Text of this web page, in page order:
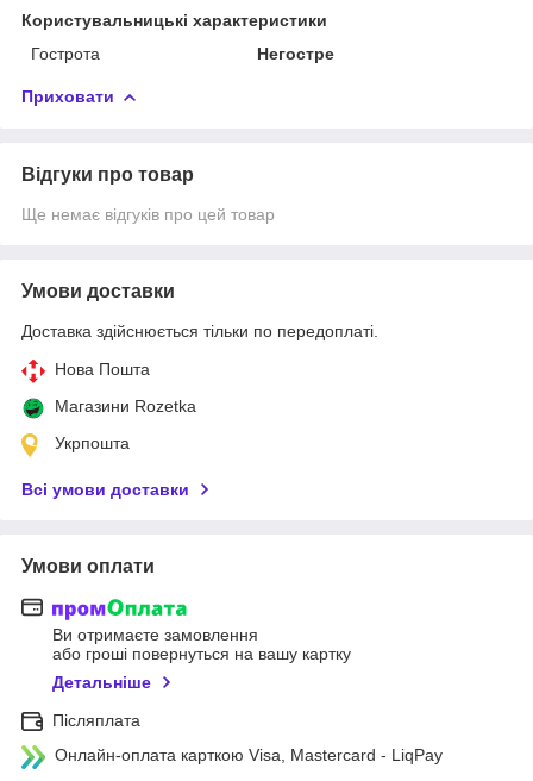
Користувальницькі характеристики
Гострота
Негостре
Приховати
Відгуки про товар
Ще немає відгуків про цей товар
Умови доставки
Доставка здійснюється тільки по передоплаті.
Нова Пошта
Магазини Rozetka
Укрпошта
Всі умови доставки
Умови оплати
Ви отримаєте замовлення
або гроші повернуться на вашу картку
Детальніше
Післяплата
Онлайн-оплата карткою Visa, Mastercard - LiqPay